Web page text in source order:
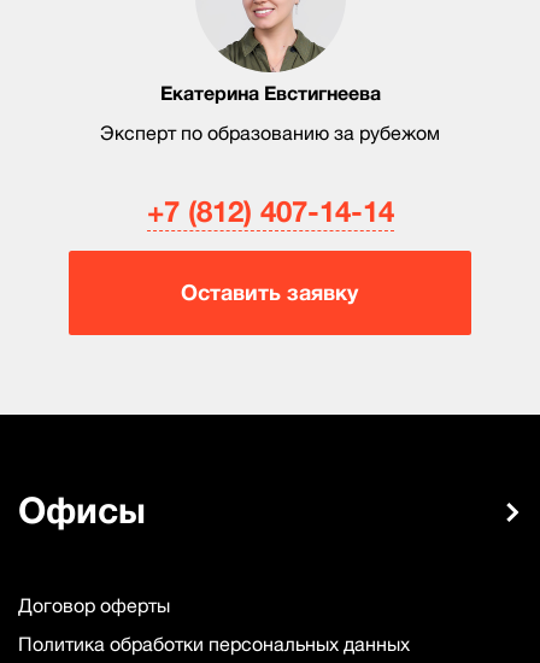
Екатерина Евстигнеева
Эксперт по образованию за рубежом
+7 (812) 407-14-14
Оставить заявку
Офисы
Договор оферты
Политика обработки персональных данных